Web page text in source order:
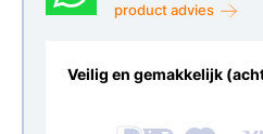
product advies
Veilig en gemakkelijk